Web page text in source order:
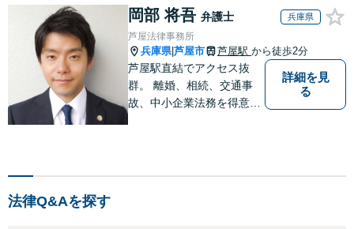
らゆるトラブルを
解決へ！どんな相
と対応します。お
まかせください。
応します！即日対応可能。
まずはご連絡ください。
岡部 将吾 弁護士 兵庫県
芦屋法律事務所
兵庫県|芦屋市 芦屋駅 から徒歩2分
芦屋駅直結でアクセス抜
群。 離婚、相続、交通事
故、中小企業法務を得意に
詳細を見
る
法律Q&Aを探す